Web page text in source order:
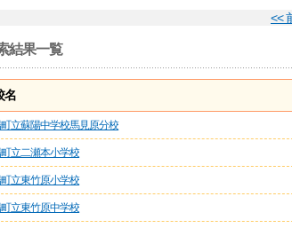
<<
結果一覧
名
立蘇陽中学校馬見原分校
立二瀬本小学校
立東竹原小学校
立東竹原中学校